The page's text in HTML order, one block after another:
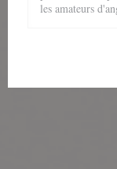
les amateurs